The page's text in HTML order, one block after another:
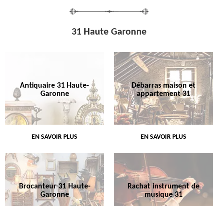
31 Haute Garonne
Antiquaire 31 Haute-
Garonne
EN SAVOIR PLUS
Débarras maison et
appartement 31
EN SAVOIR PLUS
Brocanteur 31 Haute-
Garonne
Rachat instrument de
musique 31